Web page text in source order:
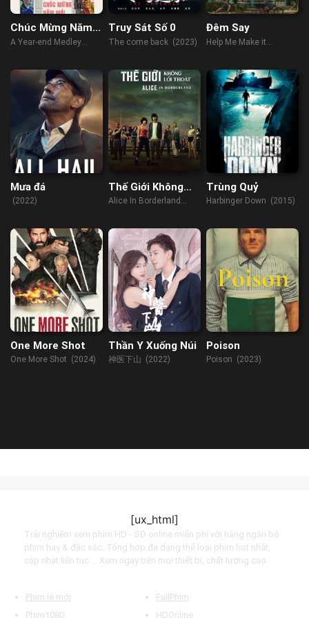
Chúc Mừng Năm
Mới
A Year-end Medley
Truy Sát Số 0
The come back (2023)
Đêm Say
Help Me Make it
(2017)
Mưa đá
(2022)
Thế Giới Không
Lối Thoát
Alice In Borderland
Trùng Quỷ
Harbinger Down (2015)
One More Shot
One More Shot (2024)
Thần Y Xuống Núi
神医下山 (2022)
Poison
Poison (2023)